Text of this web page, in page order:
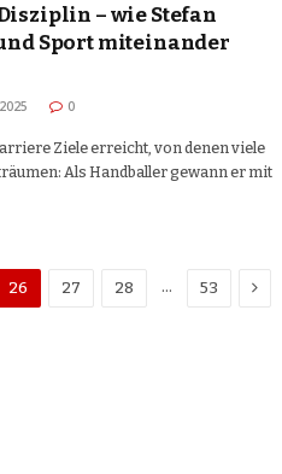
– wie Stefan
Sport miteinander
0
Ziele erreicht, von denen viele
Als Handballer gewann er mit
26 27 28 … 53 Next